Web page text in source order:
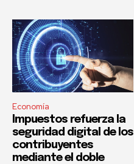
Economía
Impuestos refuerza la
seguridad digital de los
contribuyentes
mediante el doble